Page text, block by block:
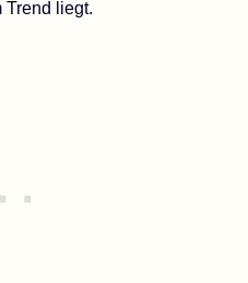
Trend liegt.